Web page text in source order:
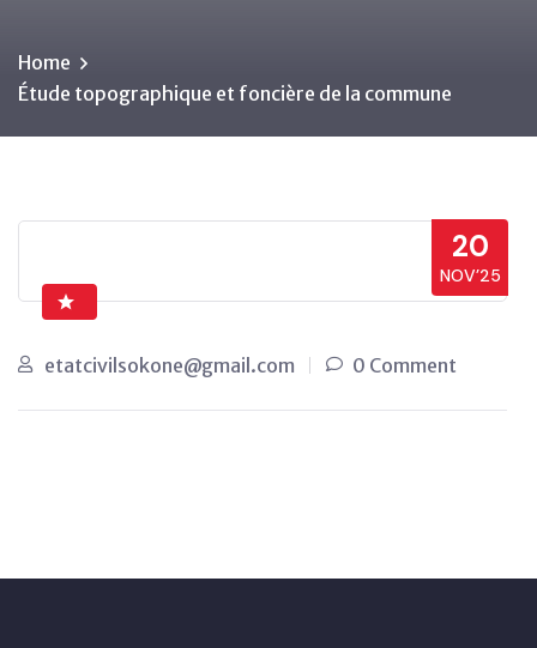
Home
Étude topographique et foncière de la commune
20
NOV’25
etatcivilsokone@gmail.com 0 Comment